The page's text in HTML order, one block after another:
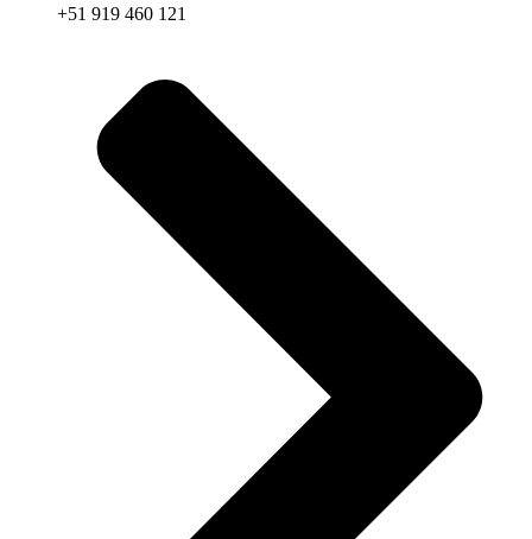
+51 919 460 121